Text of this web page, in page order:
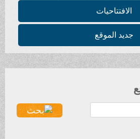
الافتتاحيات
جديد الموقع